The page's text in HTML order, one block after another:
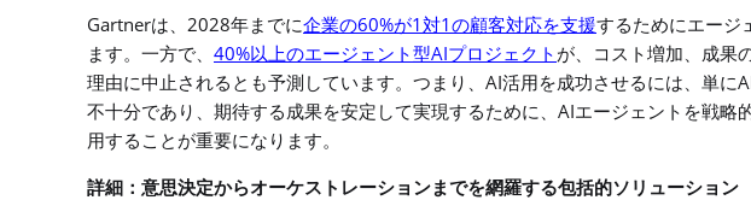
Gartnerは、 2028年までに企業の60%が1対1の顧客対応を支援するためにエージ
ます。一方で、 40%以上のエージェント型AIプロジェクト が、コスト増加、成果
理由に中止される とも予測しています。つまり、 AI活用を成功させるには、単に
不十分であり、期待する成果を安定して実現するために、 AIエージェントを戦略
用することが重要になります。
詳細：意思決定からオーケストレーションまでを網羅する包括的ソリューション